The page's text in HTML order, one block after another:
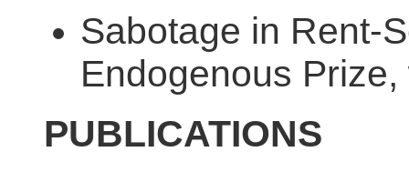
Sabotage in Rent-
Endogenous
PUBLICATIONS